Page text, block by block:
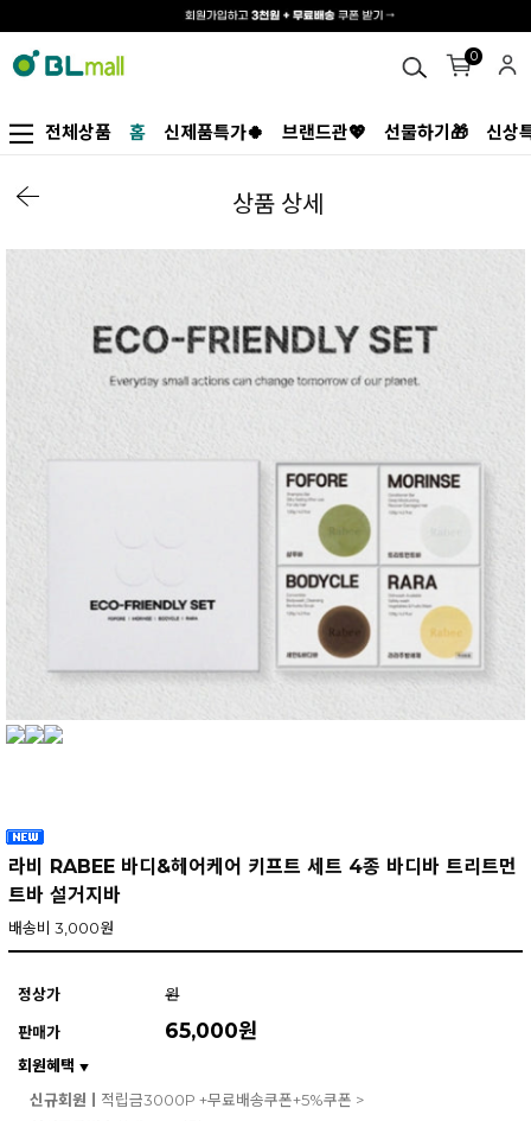
0
전체상품 홈 신제품특가🍀 브랜드관💖 선물하기🎁 신상
상품 상세
라비 RABEE 바디&헤어케어 키프트 세트 4종 바디바 트리트먼
트바 설거지바
배송비 3,000원
정상가
원
판매가
65,000원
회원혜택 ▼
신규회원ㅣ 적립금3000P +무료배송쿠폰+5%쿠폰 >